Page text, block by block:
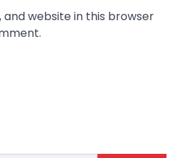
and website in this browser